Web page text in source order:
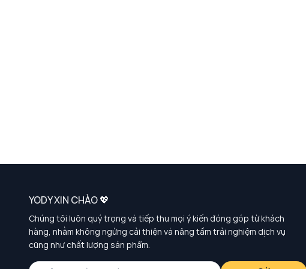
YODY XIN CHÀO 💖
Chúng tôi luôn quý trọng và tiếp thu mọi ý kiến đóng góp từ khách
hàng, nhằm không ngừng cải thiện và nâng tầm trải nghiệm dịch vụ
cũng như chất lượng sản phẩm.